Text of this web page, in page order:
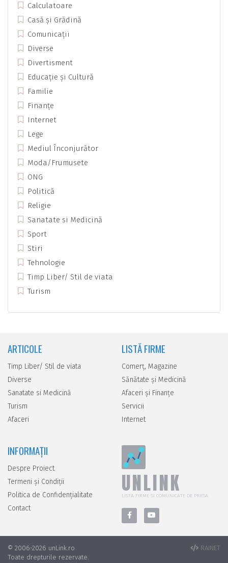
Calculatoare
Casă și Grădină
Comunicații
Diverse
Divertisment
Educație și Cultură
Familie
Finanțe
Internet
Lege
Mediul Înconjurător
Moda/Frumusete
ONG
Politică
Religie
Sanatate si Medicină
Sport
Stiri
Tehnologie
Timp Liber/ Stil de viata
Turism
ARTICOLE
Timp Liber/ Stil de viata
Diverse
Sanatate si Medicină
Turism
Afaceri
LISTĂ FIRME
Comerţ, Magazine
Sănătate şi Medicină
Afaceri şi Finanţe
Servicii
Internet
INFORMAȚII
Despre Proiect
Termeni și Condiții
Politica de Confidențialitate
Contact
UNLINK
LISTA FIRME SI COMUNICATE DE PRESA
© 2006-2026 unLink.ro
Toate drepturile rezervate.
RAINET